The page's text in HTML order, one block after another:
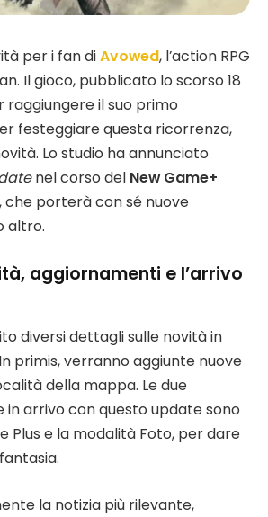
per i fan diAvowed, l’action RPG
Il gioco, pubblicato lo scorso 18
raggiungere il suo primo
festeggiare questa ricorrenza,
Lo studio ha annunciato
nel corso del New Game+
, che porterà con sé nuove
altro.
aggiornamenti e l’arrivo
diversi dettagli sulle novità in
primis, verranno aggiunte nuove
della mappa. Le due
arrivo con questo update sono
Plus e la modalità Foto, per dare
la notizia più rilevante,